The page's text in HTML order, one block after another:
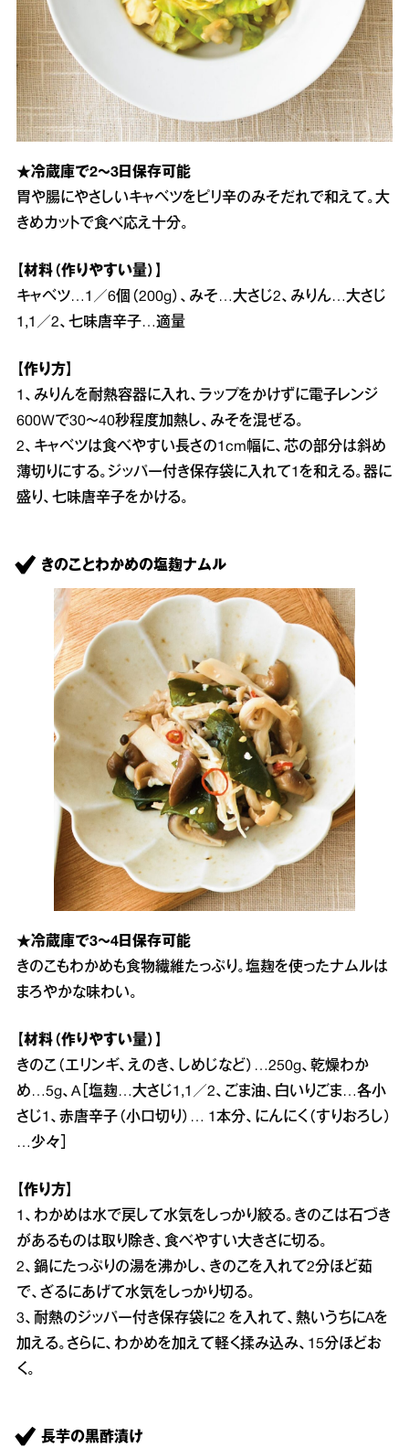
★冷蔵庫で2～3日保存可能
胃や腸にやさしいキャベツをピリ辛のみそだれで和えて。大
きめカットで食べ応え十分。
【材料（作りやすい量）】
キャベツ…1／6個（200g）、みそ…大さじ2、みりん…大さじ
1,1／2、七味唐辛子…適量
【作り方】
1、みりんを耐熱容器に入れ、ラップをかけずに電子レンジ
600Wで30～40秒程度加熱し、みそを混ぜる。
2、キャベツは食べやすい長さの1cm幅に、芯の部分は斜め
薄切りにする。ジッパー付き保存袋に入れて1を和える。器に
盛り、七味唐辛子をかける。
きのことわかめの塩麹ナムル
★冷蔵庫で3～4日保存可能
きのこもわかめも食物繊維たっぷり。塩麹を使ったナムルは
まろやかな味わい。
【材料（作りやすい量）】
きのこ（エリンギ、えのき、しめじなど）…250g、乾燥わか
め…5g、A［塩麹…大さじ1,1／2、ごま油、白いりごま…各小
さじ1、赤唐辛子（小口切り）… 1本分、にんにく（すりおろし）
…少々］
【作り方】
1、わかめは水で戻して水気をしっかり絞る。きのこは石づき
があるものは取り除き、食べやすい大きさに切る。
2、鍋にたっぷりの湯を沸かし、きのこを入れて2分ほど茹
で、ざるにあげて水気をしっかり切る。
3、耐熱のジッパー付き保存袋に2 を入れて、熱いうちにAを
加える。さらに、わかめを加えて軽く揉み込み、15分ほどお
く。
長芋の黒酢漬け